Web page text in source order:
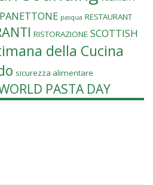
PANETTONE pasqua RESTAURANT
RISTORAZIONE SCOTTISH
della Cucina
sicurezza alimentare
PASTA DAY